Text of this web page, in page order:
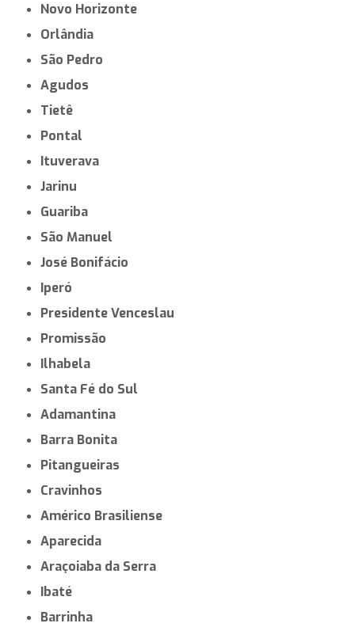
Novo Horizonte
Orlândia
São Pedro
Agudos
Tietê
Pontal
Ituverava
Jarinu
Guariba
São Manuel
José Bonifácio
Iperó
Presidente Venceslau
Promissão
Ilhabela
Santa Fé do Sul
Adamantina
Barra Bonita
Pitangueiras
Cravinhos
Américo Brasiliense
Aparecida
Araçoiaba da Serra
Ibaté
Barrinha